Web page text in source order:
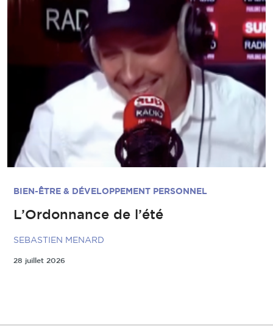
BIEN-ÊTRE & DÉVELOPPEMENT PERSONNEL
L’Ordonnance de l’été
SEBASTIEN MENARD
28 juillet 2026